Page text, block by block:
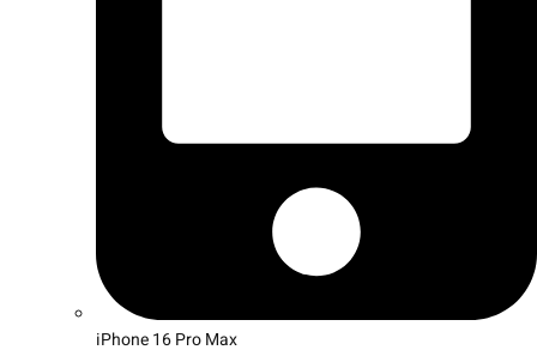
iPhone 16 Pro Max